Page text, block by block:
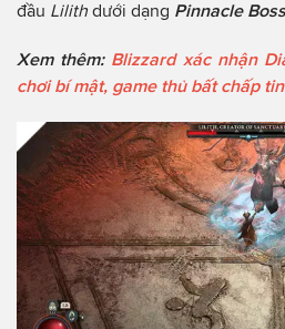
đầu Lilithdưới dạng Pinnacle Boss
Xem thêm: Blizzard xác nhận
chơi bí mật, game thủ bất chấp